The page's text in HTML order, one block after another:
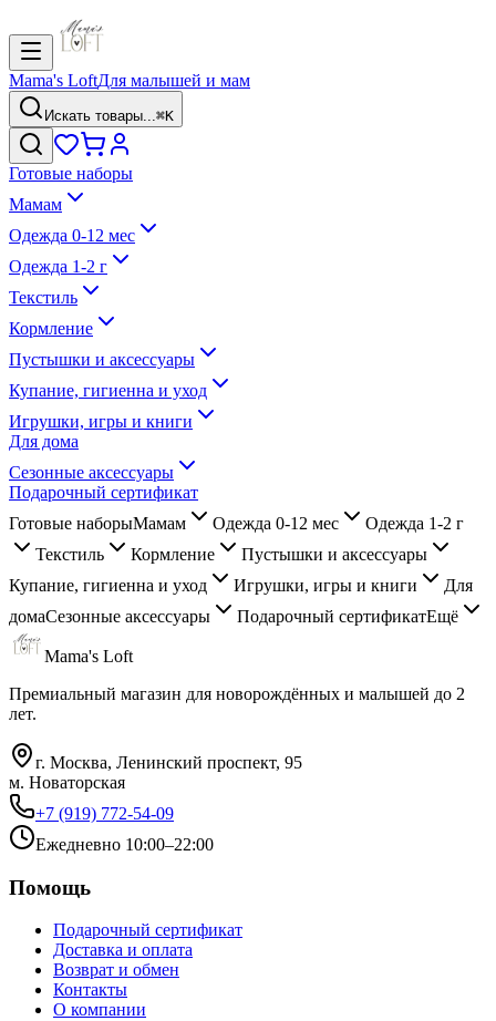
Mama's LoftДля малышей и мам
Искать товары...⌘K
Готовые наборы
Мамам
Одежда 0-12 мес
Одежда 1-2 г
Текстиль
Кормление
Пустышки и аксессуары
Купание, гигиенна и уход
Игрушки, игры и книги
Для дома
Сезонные аксессуары
Подарочный сертификат
Готовые наборыМамам Одежда 0-12 мес
Одежда 1-2 г
Текстиль
Кормление
Пустышки и аксессуары
Купание, гигиенна и уход
Игрушки, игры и книги
Для
домаСезонные аксессуары Подарочный сертификатЕщё
Mama's Loft
Премиальный магазин для новорождённых и малышей до 2
лет.
г. Москва, Ленинский проспект, 95
м. Новаторская
+7 (919) 772-54-09
Ежедневно 10:00–22:00
Помощь
Подарочный сертификат
Доставка и оплата
Возврат и обмен
Контакты
О компании